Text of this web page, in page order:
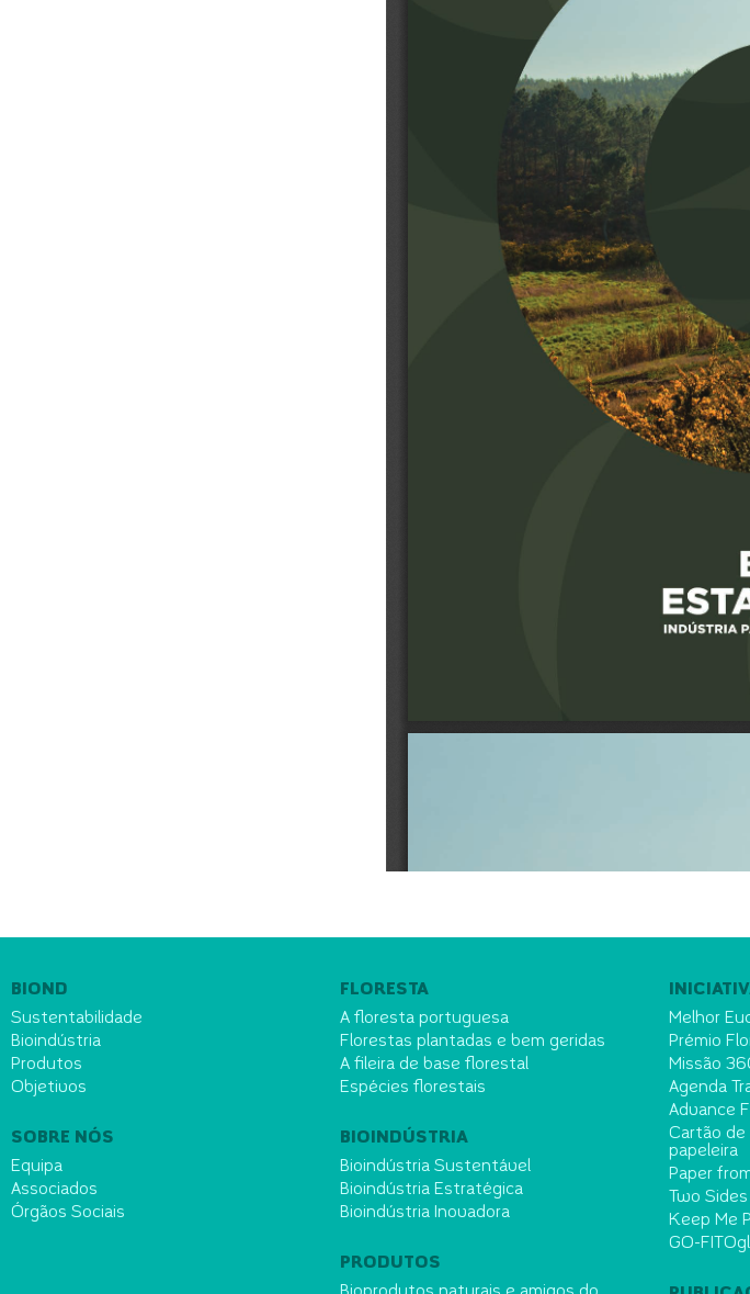
BIOND
Sustentabilidade
Bioindústria
Produtos
Objetivos
SOBRE NÓS
Equipa
Associados
Órgãos Sociais
FLORESTA
A floresta portuguesa
Florestas plantadas e bem geridas
A fileira de base florestal
Espécies florestais
BIOINDÚSTRIA
Bioindústria Sustentável
Bioindústria Estratégica
Bioindústria Inovadora
PRODUTOS
Melhor
Prémio
Missão
Agenda
Advance
Cartão
papeleira
Paper
Two Sides
Keep Me
GO-